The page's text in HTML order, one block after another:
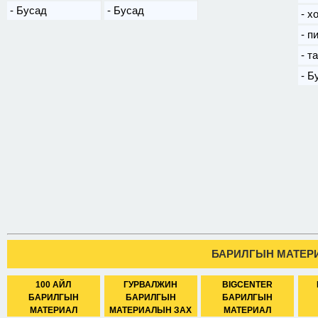
Бусад
Бусад
БАРИЛГЫН
100 АЙЛ
БАРИЛГЫН
МАТЕРИАЛ
ГУРВАЛЖИН
БАРИЛГЫН
МАТЕРИАЛЫН ЗАХ
BIGCENTER
БАРИЛГЫН
МАТЕРИАЛ